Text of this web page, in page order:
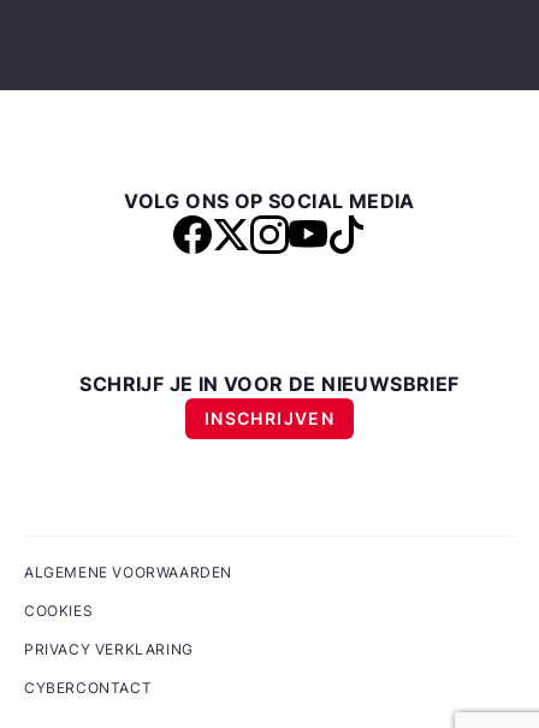
VOLG ONS OP SOCIAL MEDIA
SCHRIJF JE IN VOOR DE NIEUWSBRIEF
INSCHRIJVEN
ALGEMENE VOORWAARDEN
COOKIES
PRIVACY VERKLARING
CYBERCONTACT